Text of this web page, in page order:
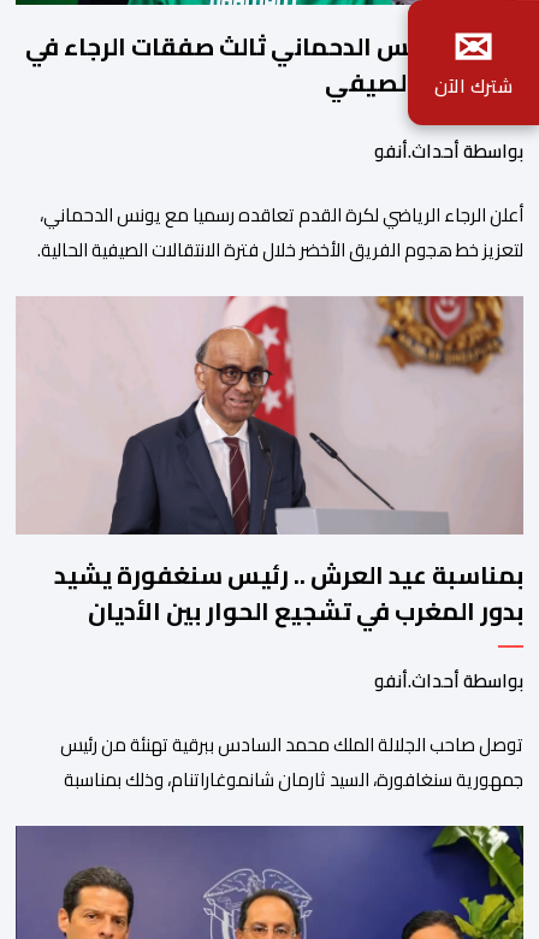
رسميا..يونس الدحماني ثالث صفقات الرجاء في
الميركاتو الصيفي
بواسطة أحداث.أنفو
أعلن الرجاء الرياضي لكرة القدم تعاقده رسميا مع يونس الدحماني،
لتعزيز خط هجوم الفريق الأخضر خلال فترة الانتقالات الصيفية الحالية. ​
حيث يعول عليه الطاقم التقني للرجاء لتقديم الإضافة المرجوة في
المسابقات المحلية والقارية المقبلة. ​وجاء هذا التعاقد بعد أداء لافت
بمناسبة عيد العرش .. رئيس سنغفورة يشيد
بدور المغرب في تشجيع الحوار بين الأديان
بواسطة أحداث.أنفو
توصل صاحب الجلالة الملك محمد السادس ببرقية تهنئة من رئيس
جمهورية سنغافورة، السيد ثارمان شانموغاراتنام، وذلك بمناسبة
وأعرب السيد شانموغاراتنام، في هذه البرقية، باسم الشعب
السنغافوري، عن أحر تهانئه وأطيب متمنياته بموفور الصحة ومزيد من
التوفيق لجلالة الملك، وللشعب المغربي بمزيد من السلام والازدهار.
✉
شترك الآن